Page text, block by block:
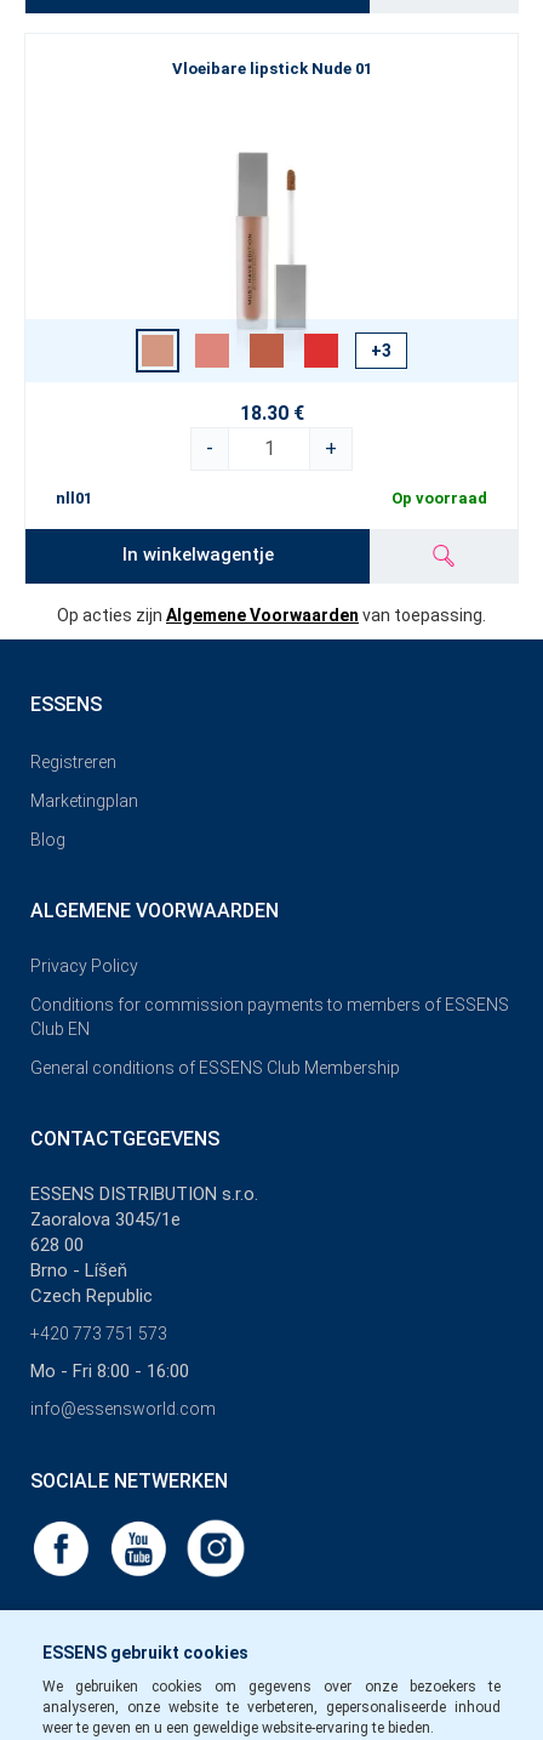
Vloeibare lipstick Nude 01
+3
18.30 €
-
+
nll01 Op voorraad
In winkelwagentje
Op acties zijn Algemene Voorwaarden van toepassing.
ESSENS gebruikt cookies
We gebruiken cookies om gegevens over onze bezoekers te
analyseren, onze website te verbeteren, gepersonaliseerde inhoud
weer te geven en u een geweldige website-ervaring te bieden.
ESSENS
Registreren
Marketingplan
Blog
ALGEMENE VOORWAARDEN
Privacy Policy
Conditions for commission payments to members of ESSENS
Club EN
General conditions of ESSENS Club Membership
CONTACTGEGEVENS
ESSENS DISTRIBUTION s.r.o.
Zaoralova 3045/1e
628 00
Brno - Líšeň
Czech Republic
+420 773 751 573
Mo - Fri 8:00 - 16:00
info@essensworld.com
SOCIALE NETWERKEN